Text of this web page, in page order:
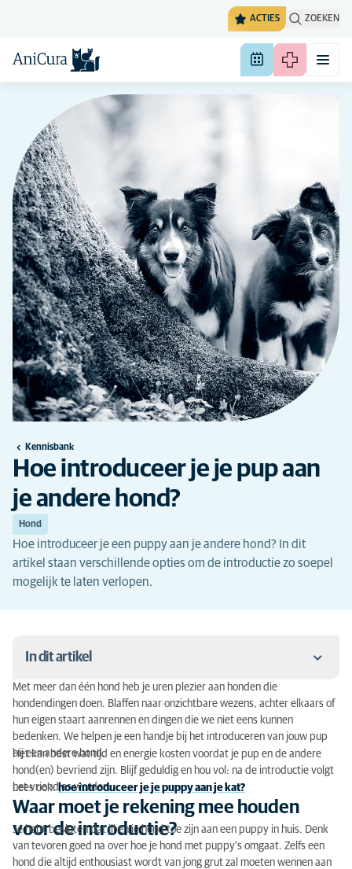
ACTIES ZOEKEN
Kennisbank
Hoe introduceer je je pup aan
je andere hond?
Hond
Hoe introduceer je een puppy aan je andere hond? In dit
artikel staan verschillende opties om de introductie zo soepel
mogelijk te laten verlopen.
In dit artikel
Waar moet je rekening mee houden voor de
introductie?
Introduceren van je puppy aan je andere hond
Introductiestappen
Grenzen tijdens de introductie
De introductie verloopt niet goed?
Met meer dan één hond heb je uren plezier aan honden die
hondendingen doen. Blaffen naar onzichtbare wezens, achter elkaars of
hun eigen staart aanrennen en dingen die we niet eens kunnen
bedenken. We helpen je een handje bij het introduceren van jouw pup
bij een andere hond.
Het kan best wat tijd en energie kosten voordat je pup en de andere
hond(en) bevriend zijn. Blijf geduldig en hou vol: na de introductie volgt
het vriendjes worden.
Lees ook: hoe introduceer je je puppy aan je kat?
Waar moet je rekening mee houden
voor de introductie?
Je hebt besloten dat jij en je hond toe zijn aan een puppy in huis. Denk
van tevoren goed na over hoe je hond met puppy’s omgaat. Zelfs een
hond die altijd enthousiast wordt van jong grut zal moeten wennen aan